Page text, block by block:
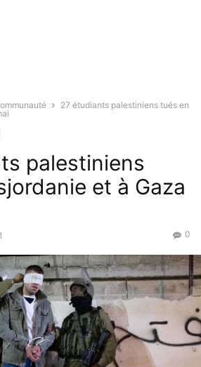
27 étudiants palestiniens tués en
palestiniens
et à Gaza
0